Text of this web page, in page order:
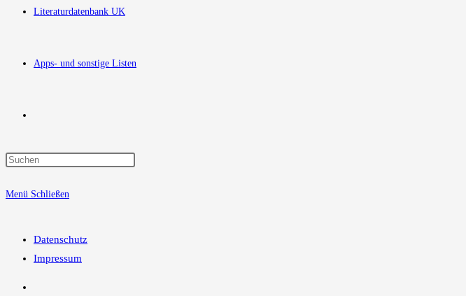
Literaturdatenbank UK
Apps- und sonstige Listen
Suche
Menü Schließen
Datenschutz
Impressum